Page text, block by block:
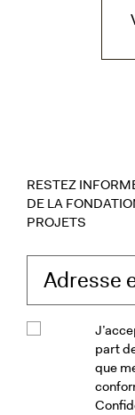
RESTEZ
DE LA
PROJETS
part
que